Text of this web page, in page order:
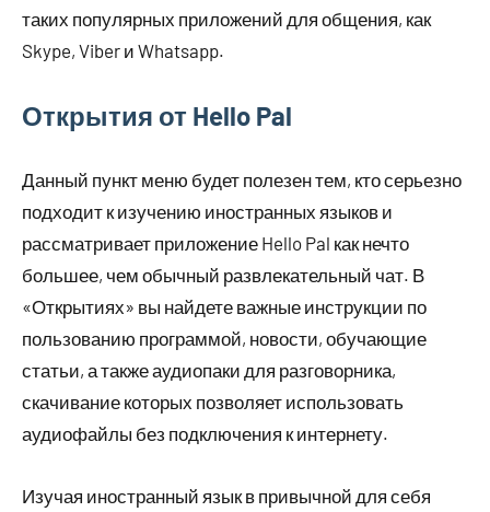
таких популярных приложений для общения, как
Skype, Viber и Whatsapp.
Открытия от Hello Pal
Данный пункт меню будет полезен тем, кто серьезно
подходит к изучению иностранных языков и
рассматривает приложение Hello Pal как нечто
большее, чем обычный развлекательный чат. В
«Открытиях» вы найдете важные инструкции по
пользованию программой, новости, обучающие
статьи, а также аудиопаки для разговорника,
скачивание которых позволяет использовать
аудиофайлы без подключения к интернету.
Изучая иностранный язык в привычной для себя